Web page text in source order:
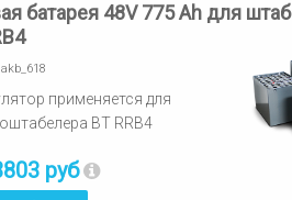
батарея 48V 775 Ah для
akb_618
применяется для
BT RRB4
руб